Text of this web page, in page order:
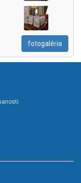
fotogaléria